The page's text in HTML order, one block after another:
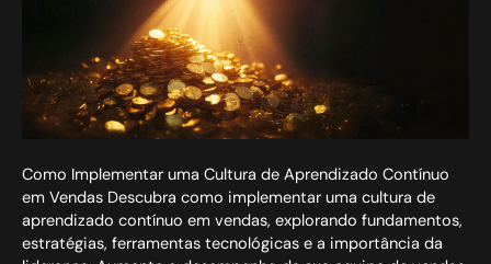
Como Implementar uma Cultura de Aprendizado Contínuo
em Vendas Descubra como implementar uma cultura de
aprendizado contínuo em vendas, explorando fundamentos,
estratégias, ferramentas tecnológicas e a importância da